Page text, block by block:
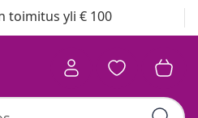
toimitus yli € 100